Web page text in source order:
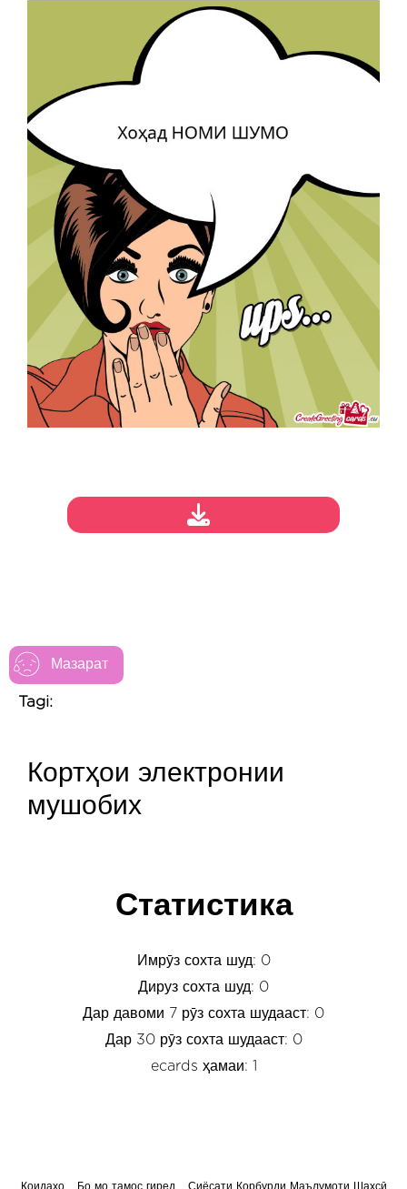
Мазарат
Tagi:
Кортҳои электронии
мушобих
Статистика
Имрӯз сохта шуд: 0
Дируз сохта шуд: 0
Дар давоми 7 рӯз сохта шудааст: 0
Дар 30 рӯз сохта шудааст: 0
ecards ҳамаи: 1
Қоидаҳо Бо мо тамос гиред Сиёсати Корбурди Маълумоти Шахсӣ